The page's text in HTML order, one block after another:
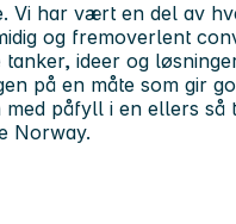
Vi har vært en del av
og fremoverlent
ideer og
på en måte som gir
påfyll i en ellers så
Norway.